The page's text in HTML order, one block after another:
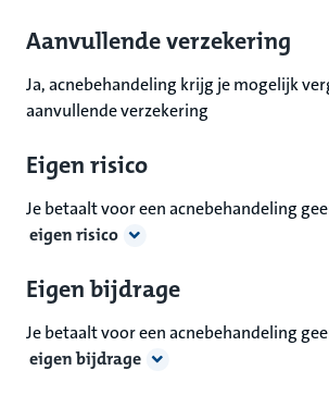
Aanvullende verzekering
Ja, acnebehandeling krijg je mogelijk
aanvullende verzekering
Eigen risico
Je betaalt voor een acnebehandeling
eigen risico
Eigen bijdrage
Je betaalt voor een acnebehandeling
eigen bijdrage